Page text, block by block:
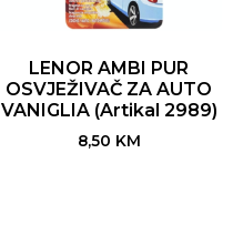
LENOR AMBI PUR
OSVJEŽIVAČ ZA AUTO
VANIGLIA (Artikal 2989)
8,50 KM